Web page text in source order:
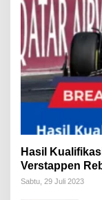
Hasil
Verstappen
Sabtu, 29 Juli 2023